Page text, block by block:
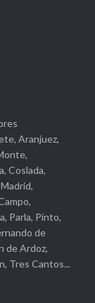
Aranjuez,
Coslada,
Parla, Pinto,
de
de Ardoz,
Tres Cantos...